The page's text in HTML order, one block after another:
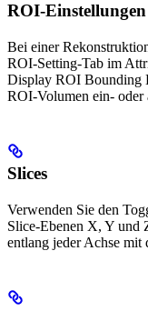
ROI-Einstellungen
Bei einer
ROI-Setting-Tab im
Display ROI Bounding
ROI-Volumen ein- oder
Slices
Verwenden Sie den
Slice-Ebenen X, Y und
entlang jeder Achse mit